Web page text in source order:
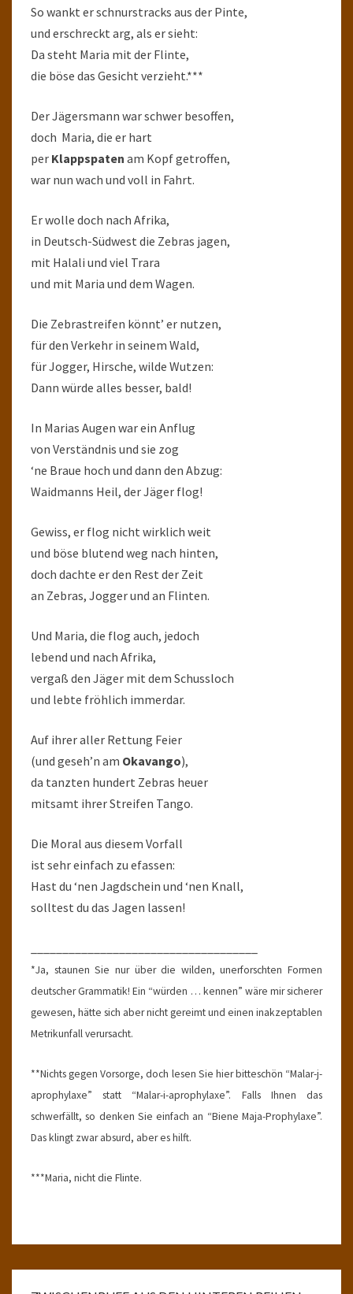
So wankt er schnurstracks aus der Pinte,
und erschreckt arg, als er sieht:
Da steht Maria mit der Flinte,
die böse das Gesicht verzieht.***
Der Jägersmann war schwer besoffen,
doch Maria, die er hart
per Klappspaten am Kopf getroffen,
war nun wach und voll in Fahrt.
Er wolle doch nach Afrika,
in Deutsch-Südwest die Zebras jagen,
mit Halali und viel Trara
und mit Maria und dem Wagen.
Die Zebrastreifen könnt’ er nutzen,
für den Verkehr in seinem Wald,
für Jogger, Hirsche, wilde Wutzen:
Dann würde alles besser, bald!
In Marias Augen war ein Anflug
von Verständnis und sie zog
‘ne Braue hoch und dann den Abzug:
Waidmanns Heil, der Jäger flog!
Gewiss, er flog nicht wirklich weit
und böse blutend weg nach hinten,
doch dachte er den Rest der Zeit
an Zebras, Jogger und an Flinten.
Und Maria, die flog auch, jedoch
lebend und nach Afrika,
vergaß den Jäger mit dem Schussloch
und lebte fröhlich immerdar.
Auf ihrer aller Rettung Feier
(und geseh’n am Okavango),
da tanzten hundert Zebras heuer
mitsamt ihrer Streifen Tango.
Die Moral aus diesem Vorfall
ist sehr einfach zu efassen:
Hast du ‘nen Jagdschein und ‘nen Knall,
solltest du das Jagen lassen!
*Ja, staunen Sie nur über die wilden, unerforschten Formen
deutscher Grammatik! Ein “würden … kennen” wäre mir sicherer
gewesen, hätte sich aber nicht gereimt und einen inakzeptablen
Metrikunfall verursacht.
**Nichts gegen Vorsorge, doch lesen Sie hier bitteschön “Malar-j-
aprophylaxe” statt “Malar-i-aprophylaxe”. Falls Ihnen das
schwerfällt, so denken Sie einfach an “Biene Maja-Prophylaxe”.
Das klingt zwar absurd, aber es hilft.
***Maria, nicht die Flinte.